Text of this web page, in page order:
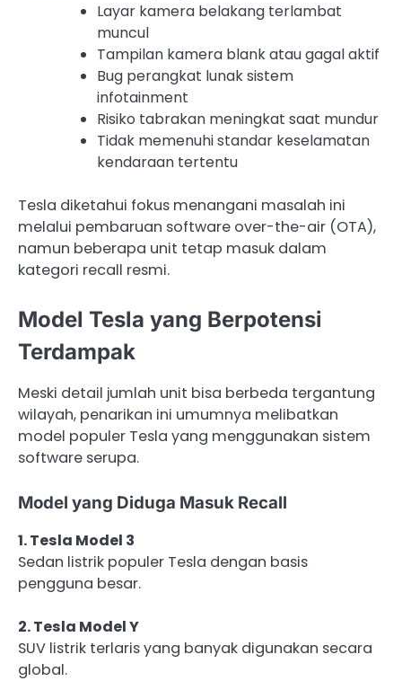
Layar kamera belakang terlambat
muncul
Tampilan kamera blank atau gagal aktif
Bug perangkat lunak sistem
infotainment
Risiko tabrakan meningkat saat mundur
Tidak memenuhi standar keselamatan
kendaraan tertentu
Tesla diketahui fokus menangani masalah ini
melalui pembaruan software over-the-air (OTA),
namun beberapa unit tetap masuk dalam
kategori recall resmi.
Model Tesla yang Berpotensi
Terdampak
Meski detail jumlah unit bisa berbeda tergantung
wilayah, penarikan ini umumnya melibatkan
model populer Tesla yang menggunakan sistem
software serupa.
Model yang Diduga Masuk Recall
1. Tesla Model 3
Sedan listrik populer Tesla dengan basis
pengguna besar.
2. Tesla Model Y
SUV listrik terlaris yang banyak digunakan secara
global.